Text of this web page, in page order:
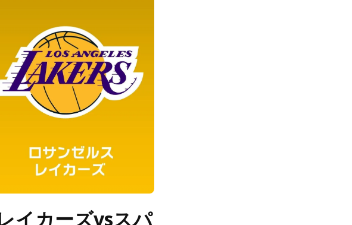
イカーズvsスパ